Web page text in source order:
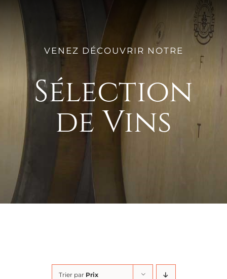
VENEZ DÉCOUVRIR NOTRE
Sélection
de Vins
Trier par Prix